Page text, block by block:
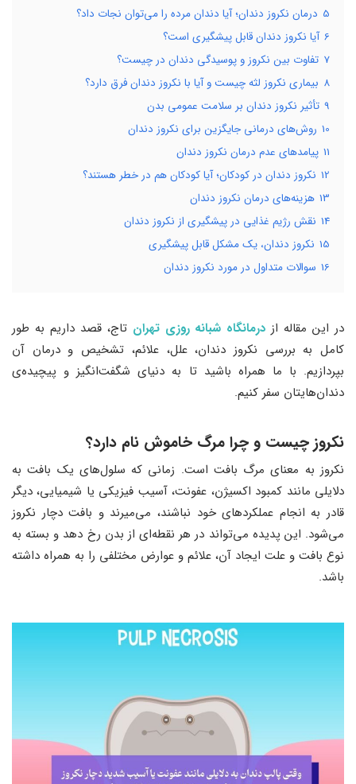
5 درمان نکروز دندان؛ آیا دندان مرده را می‌توان نجات داد؟
6 آیا نکروز دندان قابل پیشگیری است؟
7 تفاوت بین نکروز و پوسیدگی دندان در چیست؟
8 بیماری نکروز لثه چیست و آیا با نکروز دندان فرق دارد؟
9 تأثیر نکروز دندان بر سلامت عمومی بدن
10 روش‌های درمانی جایگزین برای نکروز دندان
11 پیامدهای عدم درمان نکروز دندان
12 نکروز دندان در کودکان؛ آیا کودکان هم در خطر هستند؟
13 هزینه‌های درمان نکروز دندان
14 نقش رژیم غذایی در پیشگیری از نکروز دندان
15 نکروز دندان، یک مشکل قابل پیشگیری
16 سوالات متداول در مورد نکروز دندان
در این مقاله از درمانگاه شبانه روزی تهران تاج، قصد داریم به طور
کامل به بررسی نکروز دندان، علل، علائم، تشخیص و درمان آن
بپردازیم. با ما همراه باشید تا به دنیای شگفت‌انگیز و پیچیده‌ی
دندان‌هایتان سفر کنیم.
نکروز چیست و چرا مرگ خاموش نام دارد؟
نکروز به معنای مرگ بافت است. زمانی که سلول‌های یک بافت به
دلایلی مانند کمبود اکسیژن، عفونت، آسیب فیزیکی یا شیمیایی، دیگر
قادر به انجام عملکردهای خود نباشند، می‌میرند و بافت دچار نکروز
می‌شود. این پدیده می‌تواند در هر نقطه‌ای از بدن رخ دهد و بسته به
نوع بافت و علت ایجاد آن، علائم و عوارض مختلفی را به همراه داشته
باشد.